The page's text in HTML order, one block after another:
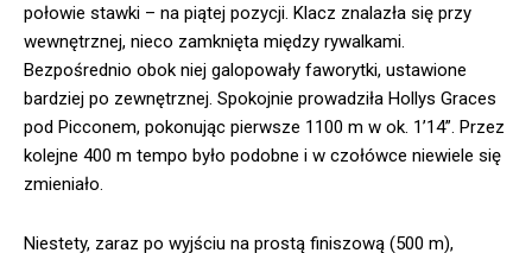
połowie stawki – na piątej pozycji. Klacz znalazła się przy
wewnętrznej, nieco zamknięta między rywalkami.
Bezpośrednio obok niej galopowały faworytki, ustawione
bardziej po zewnętrznej. Spokojnie prowadziła Hollys Graces
pod Picconem, pokonując pierwsze 1100 m w ok. 1’14”. Przez
kolejne 400 m tempo było podobne i w czołówce niewiele się
zmieniało.
Niestety, zaraz po wyjściu na prostą finiszową (500 m),